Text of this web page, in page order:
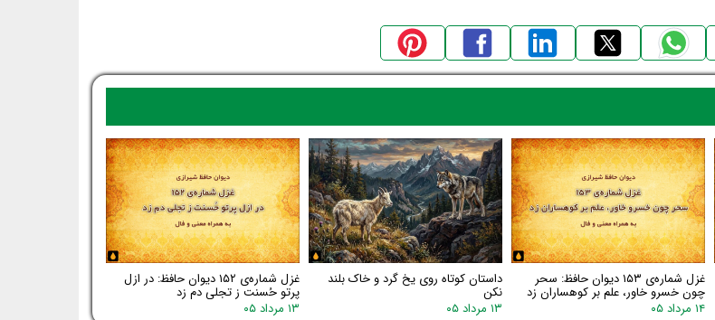
غزل شماره‌ی ۱۵۳ دیوان حافظ: سحر
چون خسرو خاور، علم بر کوهساران زد
۱۴ مرداد ۰۵
داستان کوتاه روی یخ گرد و خاک بلند
نکن
۱۳ مرداد ۰۵
غزل شماره‌ی ۱۵۲ دیوان حافظ: در ازل
پرتو حُسنت ز تجلی دم زد
۱۳ مرداد ۰۵